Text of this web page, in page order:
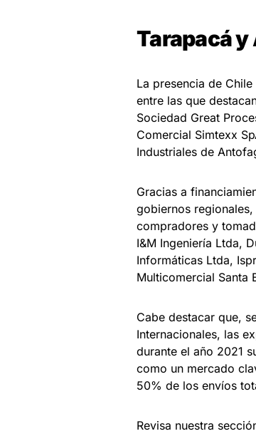
Tarapacá
La presencia de
entre las que
Sociedad Great
Comercial Simtexx
Industriales de
Gracias a
gobiernos
compradores y
I&M Ingeniería Ltda,
Informáticas Ltda,
Multicomercial Santa
Cabe destacar que,
Internacionales, las
durante el año 2021
como un mercado
50% de los envíos
Revisa nuestra